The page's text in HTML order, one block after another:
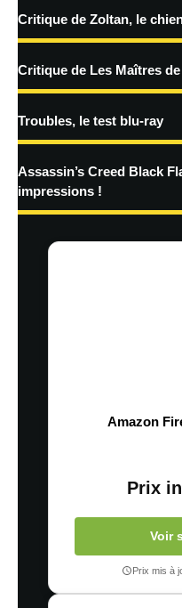
traitées
Critique de Zoltan, le
Critique de Les Maîtres de
Troubles, le test blu-ray
Assassin’s Creed Black
impressions !
Amazon
Prix
Voir
Prix mis à